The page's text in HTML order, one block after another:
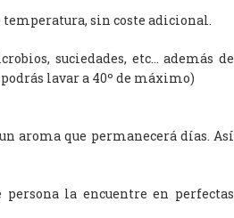
temperatura, sin coste adicional.
suciedades, etc… además de
lavar a 40º de máximo)
aroma que permanecerá días. Así
la encuentre en perfectas